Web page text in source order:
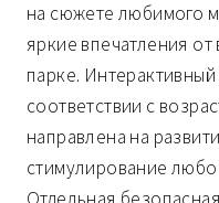
на сюжете любимого
яркие впечатления
парке.
соответствии с
направлена на
стимулирование